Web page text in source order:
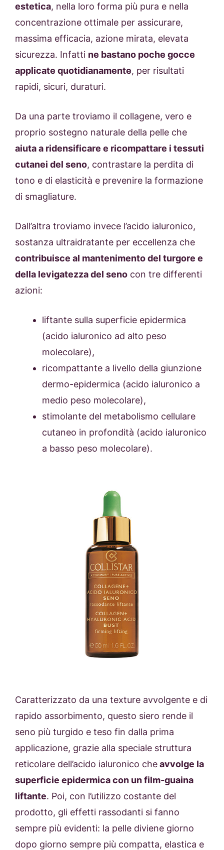
estetica, nella loro forma più pura e nella
concentrazione ottimale per assicurare,
massima efficacia, azione mirata, elevata
sicurezza. Infatti ne bastano poche gocce
applicate quotidianamente, per risultati
rapidi, sicuri, duraturi.
Da una parte troviamo il collagene, vero e
proprio sostegno naturale della pelle che
aiuta a ridensificare e ricompattare i tessuti
cutanei del seno, contrastare la perdita di
tono e di elasticità e prevenire la formazione
di smagliature.
Dall’altra troviamo invece l’acido ialuronico,
sostanza ultraidratante per eccellenza che
contribuisce al mantenimento del turgore e
della levigatezza del seno con tre differenti
azioni:
liftante sulla superficie epidermica
(acido ialuronico ad alto peso
molecolare),
ricompattante a livello della giunzione
dermo-epidermica (acido ialuronico a
medio peso molecolare),
stimolante del metabolismo cellulare
cutaneo in profondità (acido ialuronico
a basso peso molecolare).
Caratterizzato da una texture avvolgente e di
rapido assorbimento, questo siero rende il
seno più turgido e teso fin dalla prima
applicazione, grazie alla speciale struttura
reticolare dell’acido ialuronico cheavvolge la
superficie epidermica con un film-guaina
liftante. Poi, con l’utilizzo costante del
prodotto, gli effetti rassodanti si fanno
sempre più evidenti: la pelle diviene giorno
dopo giorno sempre più compatta, elastica e